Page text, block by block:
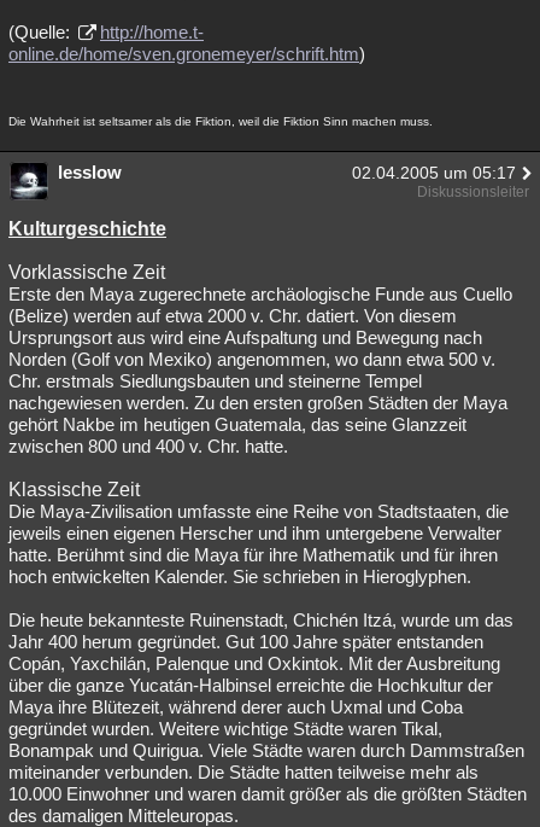
(Quelle:
http://home.t-
online.de/home/sven.gronemeyer/schrift.htm)
Die Wahrheit ist seltsamer als die Fiktion, weil die Fiktion Sinn machen muss.
lesslow 02.04.2005 um 05:17
Diskussionsleiter
Kulturgeschichte
Vorklassische Zeit
Erste den Maya zugerechnete archäologische Funde aus Cuello
(Belize) werden auf etwa 2000 v. Chr. datiert. Von diesem
Ursprungsort aus wird eine Aufspaltung und Bewegung nach
Norden (Golf von Mexiko) angenommen, wo dann etwa 500 v.
Chr. erstmals Siedlungsbauten und steinerne Tempel
nachgewiesen werden. Zu den ersten großen Städten der Maya
gehört Nakbe im heutigen Guatemala, das seine Glanzzeit
zwischen 800 und 400 v. Chr. hatte.
Klassische Zeit
Die Maya-Zivilisation umfasste eine Reihe von Stadtstaaten, die
jeweils einen eigenen Herscher und ihm untergebene Verwalter
hatte. Berühmt sind die Maya für ihre Mathematik und für ihren
hoch entwickelten Kalender. Sie schrieben in Hieroglyphen.
Die heute bekannteste Ruinenstadt, Chichén Itzá, wurde um das
Jahr 400 herum gegründet. Gut 100 Jahre später entstanden
Copán, Yaxchilán, Palenque und Oxkintok. Mit der Ausbreitung
über die ganze Yucatán-Halbinsel erreichte die Hochkultur der
Maya ihre Blütezeit, während derer auch Uxmal und Coba
gegründet wurden. Weitere wichtige Städte waren Tikal,
Bonampak und Quirigua. Viele Städte waren durch Dammstraßen
miteinander verbunden. Die Städte hatten teilweise mehr als
10.000 Einwohner und waren damit größer als die größten Städten
des damaligen Mitteleuropas.